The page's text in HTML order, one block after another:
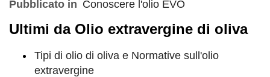
Pubblicato in Conoscere l'olio EVO
Ultimi da Olio extravergine di oliva
Tipi di olio di oliva e Normative sull'olio
extravergine